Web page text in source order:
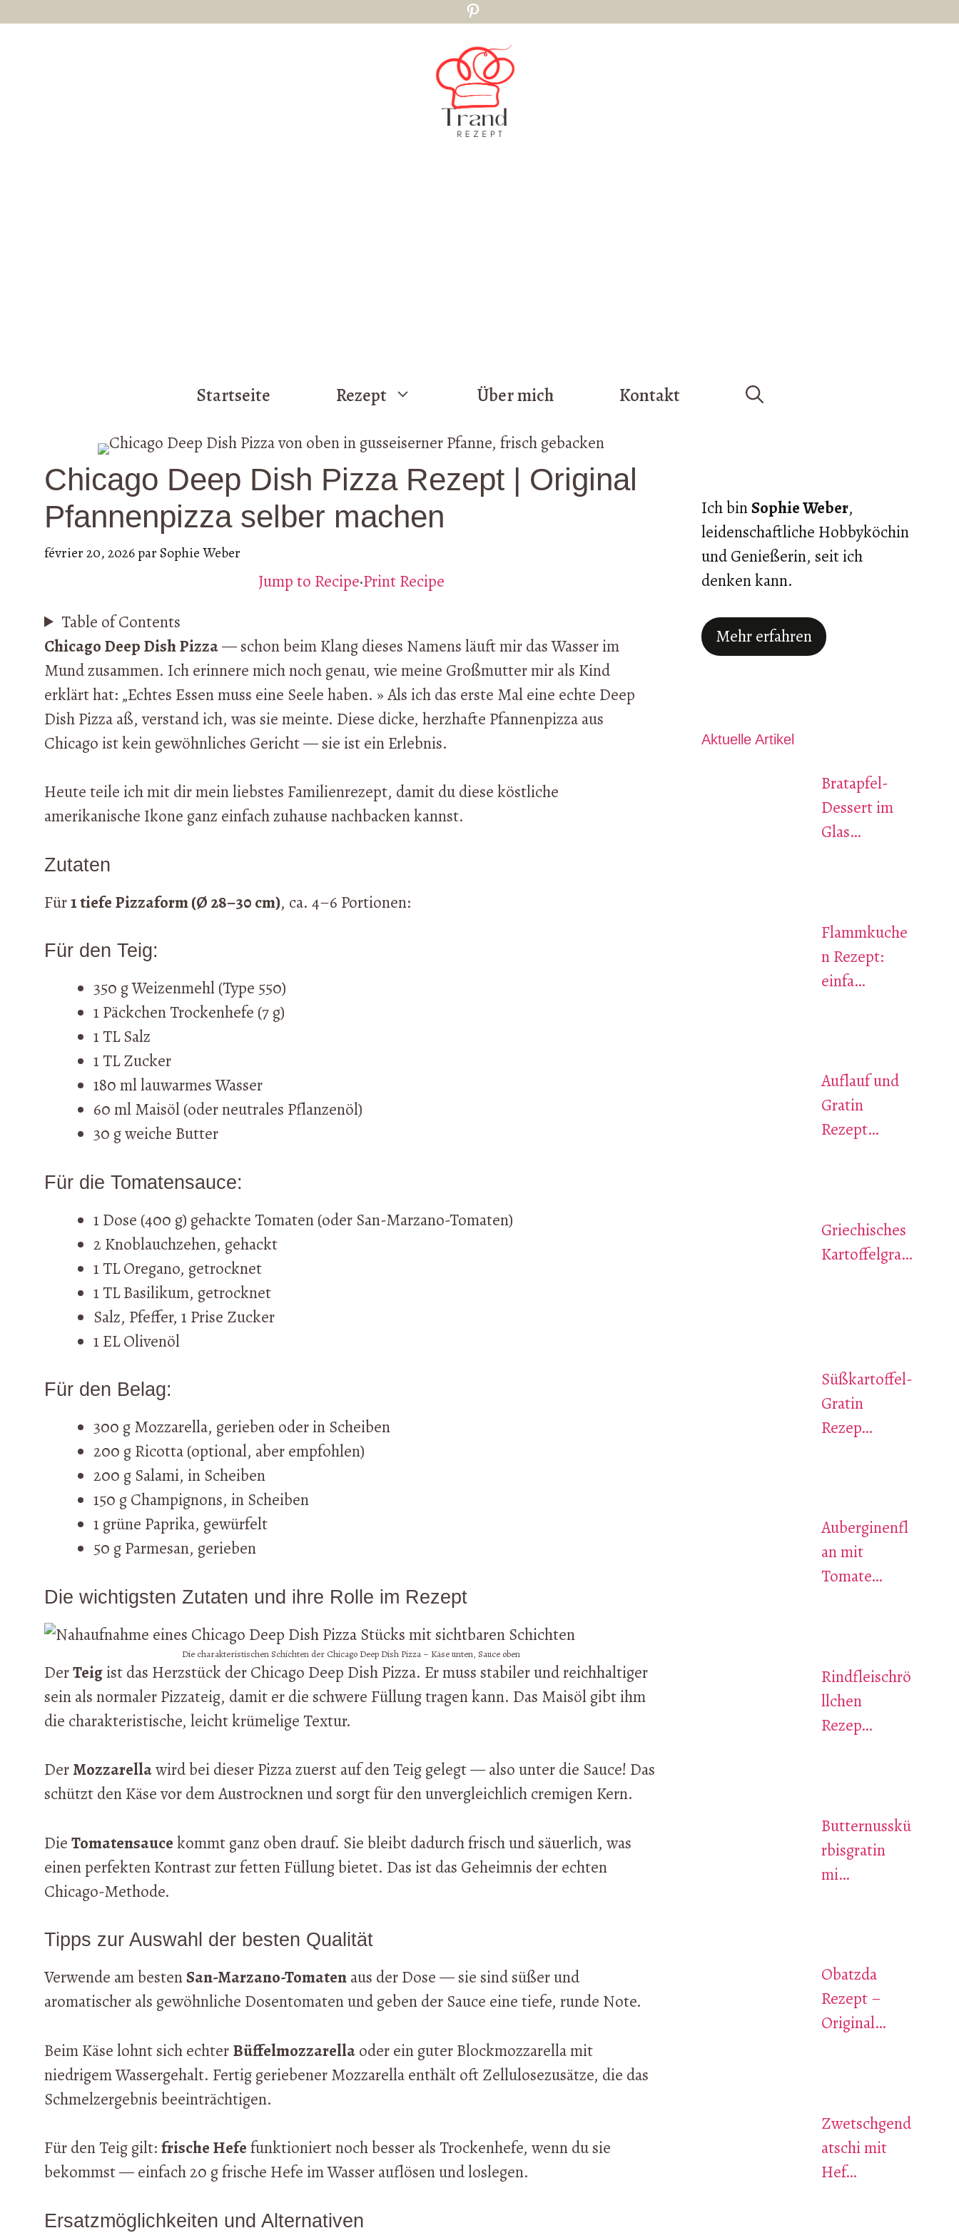
Pinterest
Startseite Rezept Über mich Kontakt
Chicago Deep Dish Pizza Rezept | Original
Pfannenpizza selber machen
février 20, 2026parSophie Weber
Jump to Recipe·Print Recipe
Table of Contents
Chicago Deep Dish Pizza— schon beim Klang dieses Namens läuft mir das Wasser im
Mund zusammen. Ich erinnere mich noch genau, wie meine Großmutter mir als Kind
erklärt hat: „Echtes Essen muss eine Seele haben. » Als ich das erste Mal eine echte Deep
Dish Pizza aß, verstand ich, was sie meinte. Diese dicke, herzhafte Pfannenpizza aus
Chicago ist kein gewöhnliches Gericht — sie ist ein Erlebnis.
Heute teile ich mit dir mein liebstes Familienrezept, damit du diese köstliche
amerikanische Ikone ganz einfach zuhause nachbacken kannst.
Zutaten
Für1 tiefe Pizzaform (Ø 28–30 cm), ca. 4–6 Portionen:
Für den Teig:
350 g Weizenmehl (Type 550)
1 Päckchen Trockenhefe (7 g)
1 TL Salz
1 TL Zucker
180 ml lauwarmes Wasser
60 ml Maisöl (oder neutrales Pflanzenöl)
30 g weiche Butter
Für die Tomatensauce:
1 Dose (400 g) gehackte Tomaten (oder San-Marzano-Tomaten)
2 Knoblauchzehen, gehackt
1 TL Oregano, getrocknet
1 TL Basilikum, getrocknet
Salz, Pfeffer, 1 Prise Zucker
1 EL Olivenöl
Für den Belag:
300 g Mozzarella, gerieben oder in Scheiben
200 g Ricotta (optional, aber empfohlen)
200 g Salami, in Scheiben
150 g Champignons, in Scheiben
1 grüne Paprika, gewürfelt
50 g Parmesan, gerieben
Die wichtigsten Zutaten und ihre Rolle im Rezept
Die charakteristischen Schichten der Chicago Deep Dish Pizza – Käse unten, Sauce oben
DerTeigist das Herzstück der Chicago Deep Dish Pizza. Er muss stabiler und reichhaltiger
sein als normaler Pizzateig, damit er die schwere Füllung tragen kann. Das Maisöl gibt ihm
die charakteristische, leicht krümelige Textur.
DerMozzarellawird bei dieser Pizza zuerst auf den Teig gelegt — also unter die Sauce! Das
schützt den Käse vor dem Austrocknen und sorgt für den unvergleichlich cremigen Kern.
DieTomatensaucekommt ganz oben drauf. Sie bleibt dadurch frisch und säuerlich, was
einen perfekten Kontrast zur fetten Füllung bietet. Das ist das Geheimnis der echten
Chicago-Methode.
Tipps zur Auswahl der besten Qualität
Verwende am bestenSan-Marzano-Tomatenaus der Dose — sie sind süßer und
aromatischer als gewöhnliche Dosentomaten und geben der Sauce eine tiefe, runde Note.
Beim Käse lohnt sich echterBüffelmozzarellaoder ein guter Blockmozzarella mit
niedrigem Wassergehalt. Fertig geriebener Mozzarella enthält oft Zellulosezusätze, die das
Schmelzergebnis beeinträchtigen.
Für den Teig gilt:frische Hefefunktioniert noch besser als Trockenhefe, wenn du sie
bekommst — einfach 20 g frische Hefe im Wasser auflösen und loslegen.
Ersatzmöglichkeiten und Alternativen
Ich binSophie Weber,
leidenschaftliche Hobbyköchin
und Genießerin, seit ich
denken kann.
Mehr erfahren
Aktuelle Artikel
Bratapfel-
Dessert im
Glas…
Flammkuche
n Rezept:
einfa…
Auflauf und
Gratin
Rezept…
Griechisches
Kartoffelgra…
Süßkartoffel-
Gratin
Rezep…
Auberginenfl
an mit
Tomate…
Rindfleischrö
llchen
Rezep…
Butternusskü
rbisgratin
mi…
Obatzda
Rezept –
Original…
Zwetschgend
atschi mit
Hef…